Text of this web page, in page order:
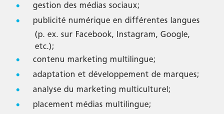
gestion des médias sociaux;
publicité numérique en différentes langues
(p. ex. sur Facebook, Instagram, Google,
etc.);
contenu marketing multilingue;
adaptation et développement de marques;
analyse du marketing multiculturel;
placement médias multilingue;